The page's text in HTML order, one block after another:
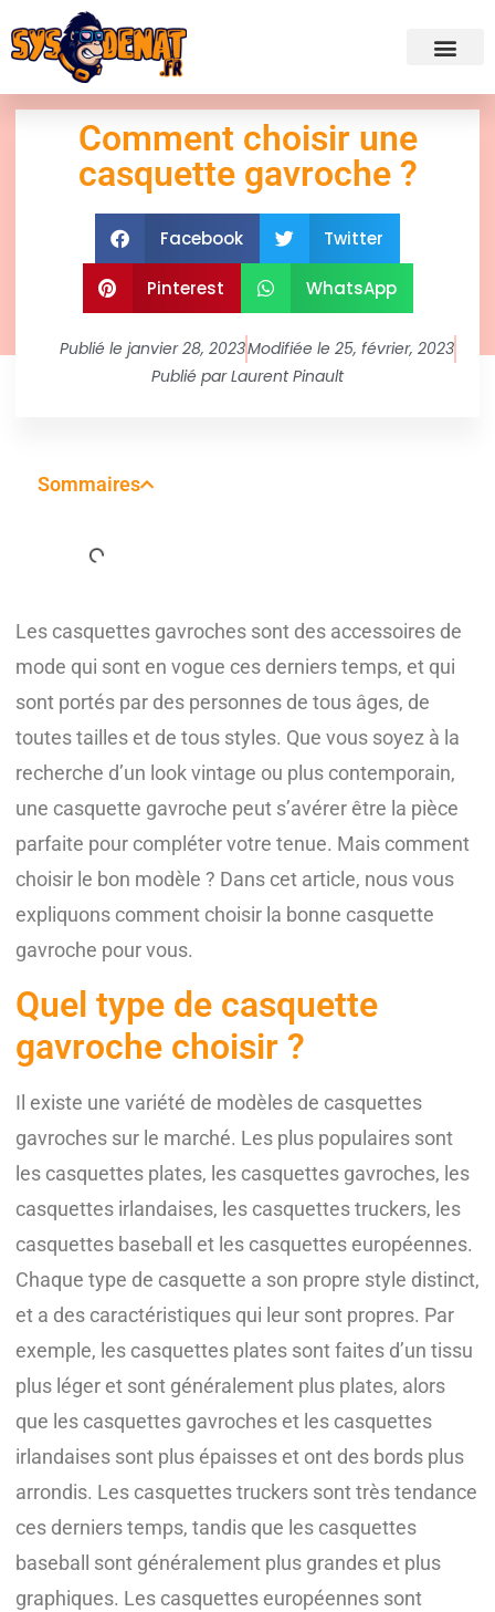
Comment choisir une
casquette gavroche ?
Facebook Twitter
Pinterest WhatsApp
Publié le janvier 28, 2023Modifiée le 25, février, 2023
Publié parLaurent Pinault
Sommaires
Les casquettes gavroches sont des accessoires de
mode qui sont en vogue ces derniers temps, et qui
sont portés par des personnes de tous âges, de
toutes tailles et de tous styles. Que vous soyez à la
recherche d’un look vintage ou plus contemporain,
une casquette gavroche peut s’avérer être la pièce
parfaite pour compléter votre tenue. Mais comment
choisir le bon modèle ? Dans cet article, nous vous
expliquons comment choisir la bonne casquette
gavroche pour vous.
Quel type de casquette
gavroche choisir ?
Il existe une variété de modèles de casquettes
gavroches sur le marché. Les plus populaires sont
les casquettes plates, les casquettes gavroches, les
casquettes irlandaises, les casquettes truckers, les
casquettes baseball et les casquettes européennes.
Chaque type de casquette a son propre style distinct,
et a des caractéristiques qui leur sont propres. Par
exemple, les casquettes plates sont faites d’un tissu
plus léger et sont généralement plus plates, alors
que les casquettes gavroches et les casquettes
irlandaises sont plus épaisses et ont des bords plus
arrondis. Les casquettes truckers sont très tendance
ces derniers temps, tandis que les casquettes
baseball sont généralement plus grandes et plus
graphiques. Les casquettes européennes sont